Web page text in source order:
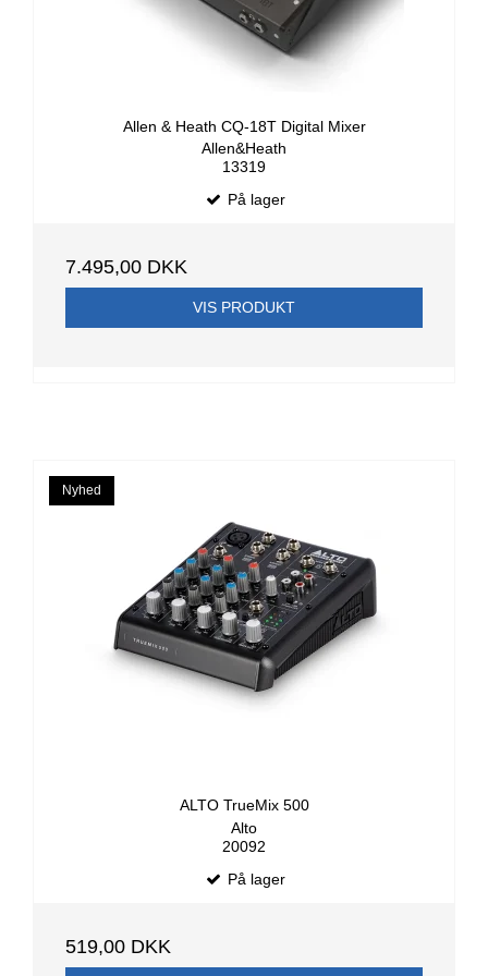
Allen & Heath CQ-18T Digital Mixer
Allen&Heath
13319
På lager
7.495,00 DKK
VIS PRODUKT
Nyhed
ALTO TrueMix 500
Alto
20092
På lager
519,00 DKK